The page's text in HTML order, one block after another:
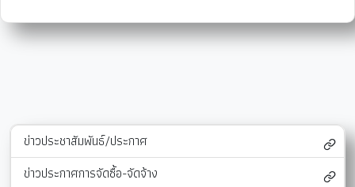
ข่าวประชาสัมพันธ์/ประกาศ
ข่าวประกาศการจัดซื้อ-จัดจ้าง